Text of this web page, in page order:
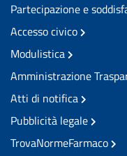
Partecipazione e
Accesso civico
Modulistica
Amministrazione
Atti di notifica
Pubblicità legale
TrovaNormeFarmaco